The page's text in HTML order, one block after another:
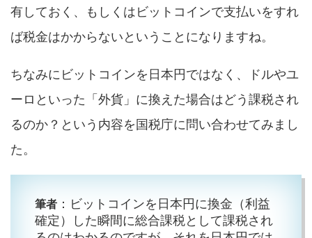
有しておく、もしくはビットコインで支払いをすれ
ば税金はかからないということになりますね。
ちなみにビットコインを日本円ではなく、ドルやユ
ーロといった「外貨」に換えた場合はどう課税され
るのか？という内容を国税庁に問い合わせてみまし
た。
筆者 ：ビットコインを日本円に換金（利益
確定）した瞬間に総合課税として課税され